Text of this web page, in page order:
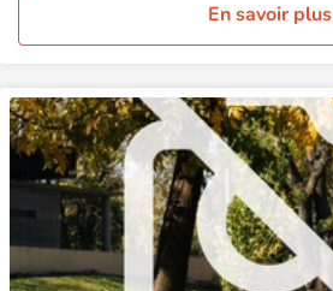
En savoir plus